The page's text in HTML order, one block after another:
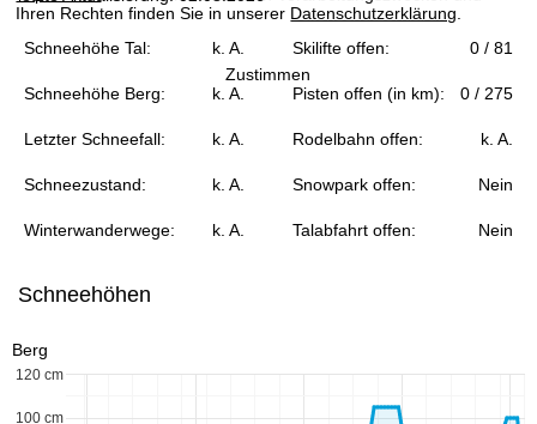
Ihren Rechten finden Sie in unserer Datenschutzerklärung
Zustimmen
e
Schneehöhe Tal: k. A. Skilifte offen: 0 / 81
Schneehöhe Berg: k. A. Pisten offen (in km): 0 / 275
Letzter Schneefall: k. A. Rodelbahn offen: k. A.
Schneezustand: k. A. Snowpark offen: Nein
Winterwanderwege: k. A. Talabfahrt offen: Nein
Schneehöhen
Berg
100 cm
120 cm